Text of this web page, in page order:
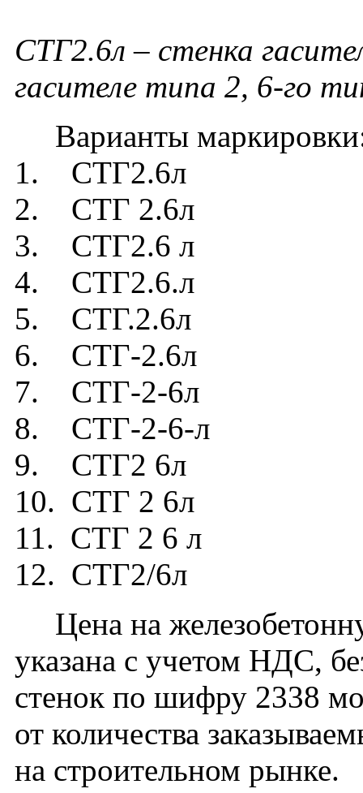
СТГ2.6л – стенка
гасителе типа 2, 6-го
Варианты
1. СТГ2.6л
2. СТГ 2.6л
3. СТГ2.6 л
4. СТГ2.6.л
5. СТГ.2.6л
6. СТГ-2.6л
7. СТГ-2-6л
8. СТГ-2-6-л
9. СТГ2 6л
10. СТГ 2 6л
11. СТГ 2 6 л
12. СТГ2/6л
Цена на
указана с учетом НДС,
стенок по шифру 2338
от количества
на строительном рынке.